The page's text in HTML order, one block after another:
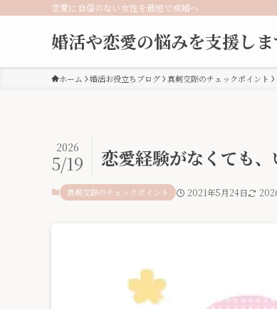
恋愛に自信のない女性を最短で成婚へ
婚活や恋愛の悩みを支援しま
ホーム 婚活お役立ちブログ 真剣交際のチェックポイント
恋愛経験がなくても
2026
5/19
真剣交際のチェックポイント 2021年5月24日